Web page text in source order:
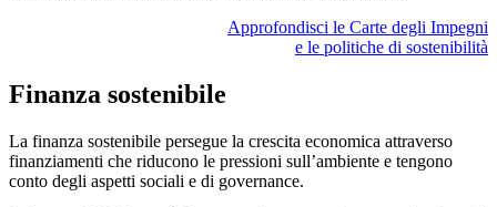
Approfondisci le Carte degli Impegni
e le politiche di sostenibilità
Finanza sostenibile
La finanza sostenibile persegue la crescita economica attraverso
finanziamenti che riducono le pressioni sull’ambiente e tengono
conto degli aspetti sociali e di governance.